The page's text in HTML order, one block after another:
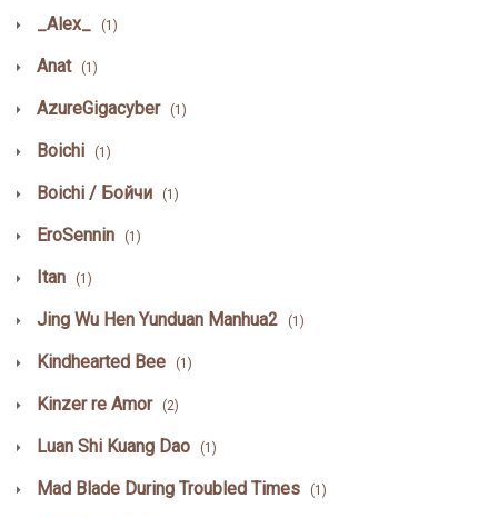
_Alex_ (1)
Anat (1)
AzureGigacyber (1)
Boichi (1)
Boichi / Бойчи (1)
EroSennin (1)
Itan (1)
Jing Wu Hen Yunduan Manhua2 (1)
Kindhearted Bee (1)
Kinzer re Amor (2)
Luan Shi Kuang Dao (1)
Mad Blade During Troubled Times (1)